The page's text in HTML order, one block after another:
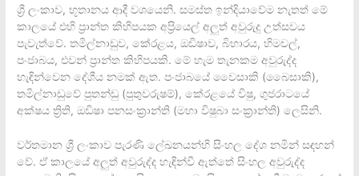
ශ්‍රී ලංකාව, භූතානය ආදී වශයෙනි. සමස්ත ඉන්දියාවේම නැතත් මේ
කාලයේ එහි ප්‍රාන්ත කිහිපයක අප්‍රියෙල් අලුත් අවුරුදු උත්සවය
පැවැත්වේ. තමිල්නාඩුව, කේරළය, ඔඩිෂාව, බිහාරය, හිමචල්,
පංජාබය, එවන් ප්‍රාන්ත කිහිපයකි. මේ හැම තැනකම අවුරුද්ද
හැඳින්වෙන දේශීය නමක් ඇත. පංජාබයේ වෛසාකි (බෛසාකි),
තමිල්නාඩුවේ පුතන්ඩු (පුතුවරුෂම්), කේරළයේ විෂු, ගුජරාටයේ
අක්ෂය ත්‍රිති, ඔඩිෂා පනසංක්‍රාන්ති (මහා විෂුබා සංක්‍රාන්ති) ලෙසිනි.
වර්තමාන ශ්‍රී ලංකාව පැරණි ලේඛනයන්හි සිංහල දේශ නමින් සඳහන්
වේ. ඒ කාලයේ අලුත් අවුරුද්ද හැඳින්වී ඇත්තේ සිංහල අවුරුද්ද